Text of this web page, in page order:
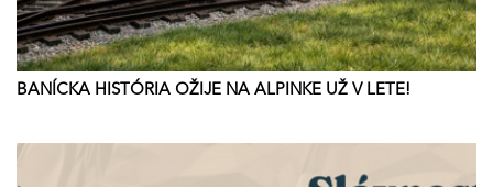
BANÍCKA HISTÓRIA OŽIJE NA ALPINKE UŽ V LETE!